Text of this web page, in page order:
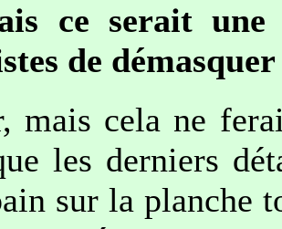
ce serait une
de
mais cela ne
les derniers
sur la planche